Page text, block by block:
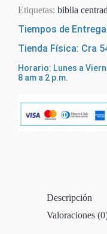
Etiquetas: biblia
Tiempos de
Tienda Física: Cra
Horario: Lunes a
8 am a 2 p.m.
Descripción
Valoraciones